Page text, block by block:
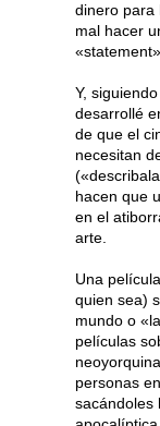
dinero para
mal hacer
Y,
desarrollé
de que el
necesitan
hacen que
en el
arte.
Una
quien sea)
mundo o
películas
personas
sacándoles